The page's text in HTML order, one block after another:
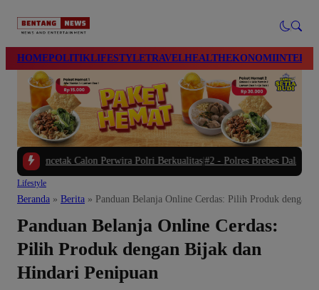
HOMEPOLITIKLIFESTYLETRAVELHEALTHEKONOMI
Calon Perwira Polri Berkualitas|#2 -Polres Brebes Dalami Penyebab
Lifestyle
Beranda » Berita » Panduan Belanja Online Cerdas: Pilih Produk dengan
Panduan Belanja Online Cerdas:
Pilih Produk dengan Bijak dan
Hindari Penipuan